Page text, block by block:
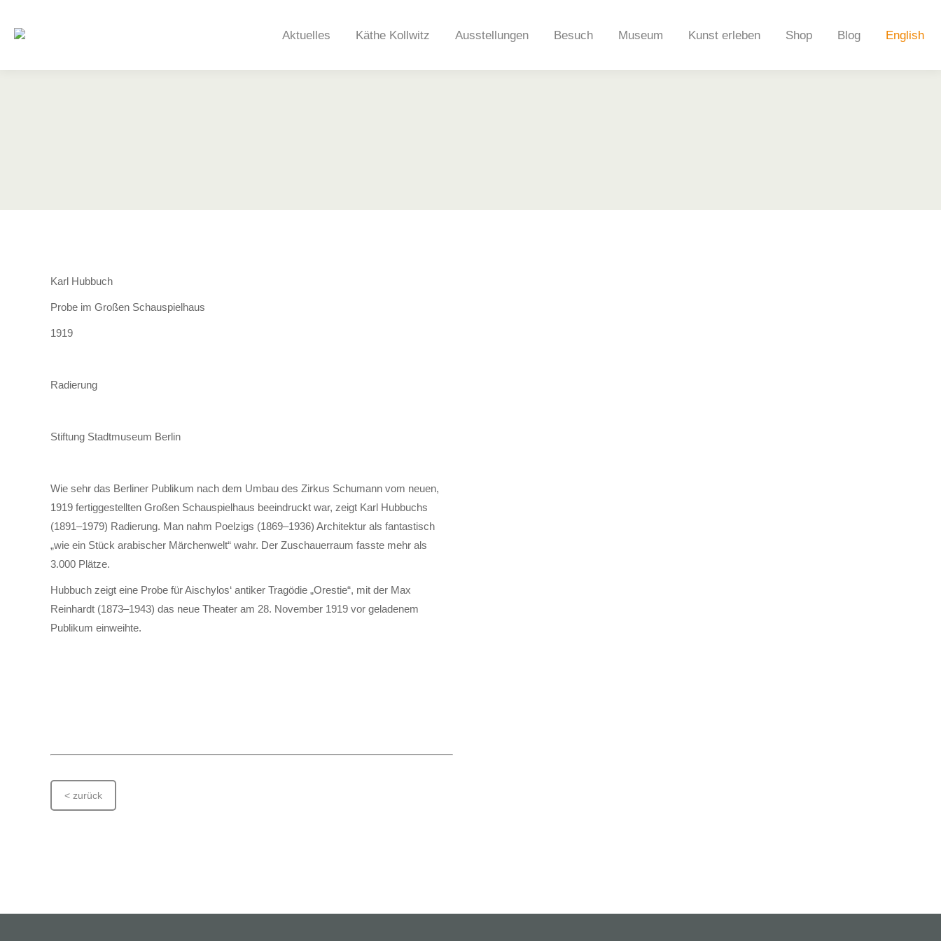
Aktuelles Käthe Kollwitz Ausstellungen Besuch Museum Kunst erleben Shop Blog English
Karl Hubbuch
Probe im Großen Schauspielhaus
1919
Radierung
Stiftung Stadtmuseum Berlin
Wie sehr das Berliner Publikum nach dem Umbau des Zirkus Schumann vom neuen,
1919 fertiggestellten Großen Schauspielhaus beeindruckt war, zeigt Karl Hubbuchs
(1891–1979) Radierung. Man nahm Poelzigs (1869–1936) Architektur als fantastisch
„wie ein Stück arabischer Märchenwelt“ wahr. Der Zuschauerraum fasste mehr als
3.000 Plätze.
Hubbuch zeigt eine Probe für Aischylos‘ antiker Tragödie „Orestie“, mit der Max
Reinhardt (1873–1943) das neue Theater am 28. November 1919 vor geladenem
Publikum einweihte.
< zurück